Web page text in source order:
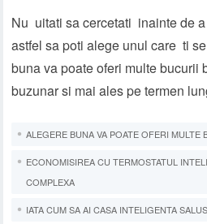
Nu uitati sa cercetati inainte de
astfel sa poti alege unul care ti
buna va poate oferi multe bucurii
buzunar si mai ales pe termen
ALEGERE BUNA VA POATE OFERI MULTE
ECONOMISIREA CU TERMOSTATUL
COMPLEXA
IATA CUM SA AI CASA INTELIGENTA